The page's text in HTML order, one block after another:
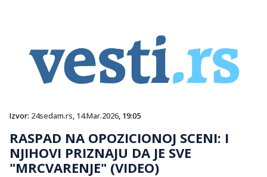
Izvor: 24sedam.rs, 14.Mar.2026, 19:05
RASPAD NA OPOZICIONOJ SCENI: I
NJIHOVI PRIZNAJU DA JE SVE
"MRCVARENJE" (VIDEO)